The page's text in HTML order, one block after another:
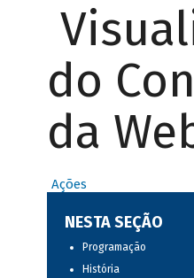
do
da
Ações
NESTA SEÇÃO
Programação
História